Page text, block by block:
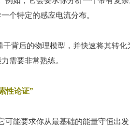
个特定的感应电流分布。
干背后的物理模型，并快速将其转
需要非常熟练。
性论证”
可能要求你从最基础的能量守恒出